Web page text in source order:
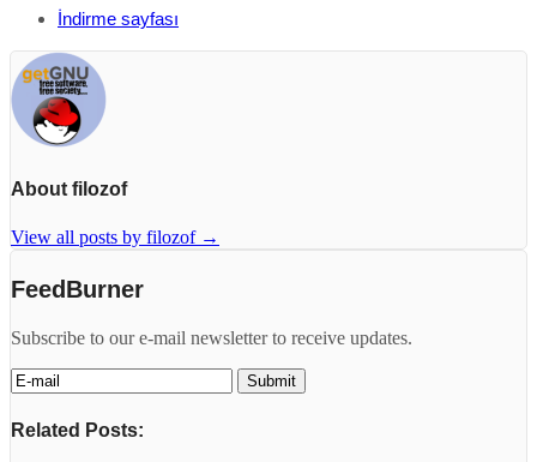
İndirme sayfası
About filozof
View all posts by filozof →
FeedBurner
Subscribe to our e-mail newsletter to receive updates.
Related Posts: